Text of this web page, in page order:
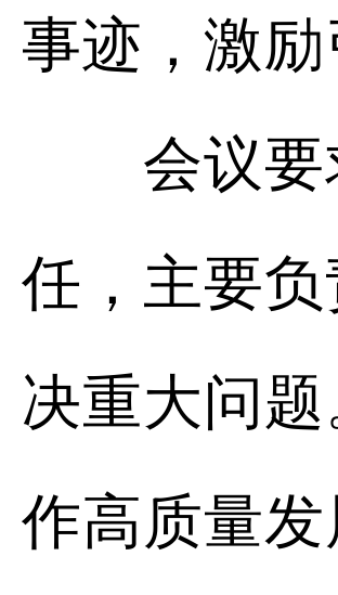
事迹，激
会议要求
任，主要
决重大问
作高质量